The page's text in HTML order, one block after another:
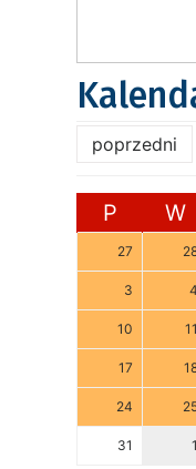
poprzedni
P W
27
3 4
10 11
17
24
31 1